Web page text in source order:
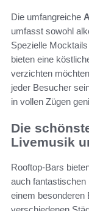
Die umfangreiche
umfasst sowohl
Spezielle
bieten eine
verzichten
jeder Besucher
in vollen Zügen
Die
Livemusik
Rooftop-Bars
auch fantastischen
einem besonderen